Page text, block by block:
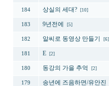
184 상실의 세대? [10]
183 9년전에 [5]
182 알씨로 동영상 만들기 [6]
181 E [2]
180 동강의 가을 추억 [2]
179 송년에 즈음하면/유안진